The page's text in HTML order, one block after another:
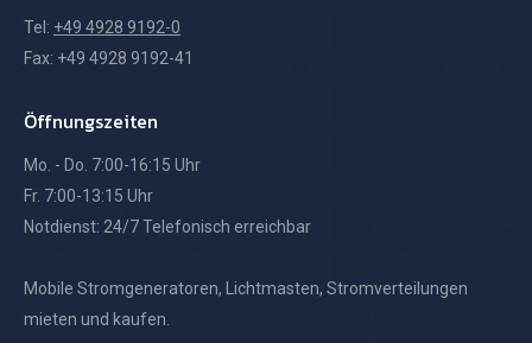
Tel: +49 4928 9192-0
Fax: +49 4928 9192-41
Öffnungszeiten
Mo. - Do. 7:00-16:15 Uhr
Fr. 7:00-13:15 Uhr
Notdienst: 24/7 Telefonisch erreichbar
Mobile Stromgeneratoren, Lichtmasten, Stromverteilungen
mieten und kaufen.